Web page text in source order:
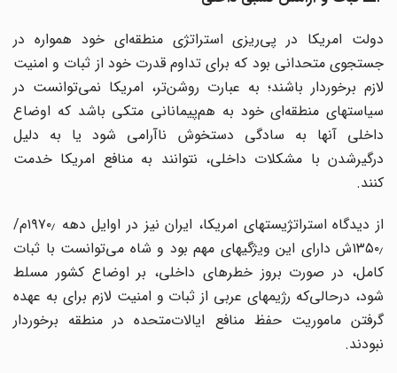
دولت امریکا در پی‌ریزی استراتژی منطقه‌ای خود همواره در
جستجوی متحدانی بود که برای تداوم قدرت خود از ثبات و امنیت
لازم برخوردار باشند؛ به عبارت روشن‌تر، امریکا نمی‌توانست در
سیاستهای منطقه‌ای خود به هم‌پیمانانی متکی باشد که اوضاع
داخلی آنها به سادگی دستخوش ناآرامی شود یا به دلیل
درگیرشدن با مشکلات داخلی، نتوانند به منافع امریکا خدمت
کنند.
از دیدگاه استراتژیستهای امریکا، ایران نیز در اوایل دهه ۱۹۷۰٫م/
۱۳۵۰٫ش دارای این ویژگیهای مهم بود و شاه می‌توانست با ثبات
کامل، در صورت بروز خطرهای داخلی، بر اوضاع کشور مسلط
شود، درحالی‌که رژیمهای عربی از ثبات و امنیت لازم برای به عهده
گرفتن ماموریت حفظ منافع‌ ایالات‌متحده در منطقه برخوردار
نبودند.